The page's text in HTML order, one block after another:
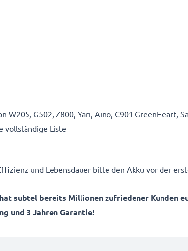
W205, G502, Z800, Yari, Aino, C901 GreenHeart,
vollständige Liste
und Lebensdauer bitte den Akku vor der
subtel bereits Millionen zufriedener Kunden
und 3 Jahren Garantie!